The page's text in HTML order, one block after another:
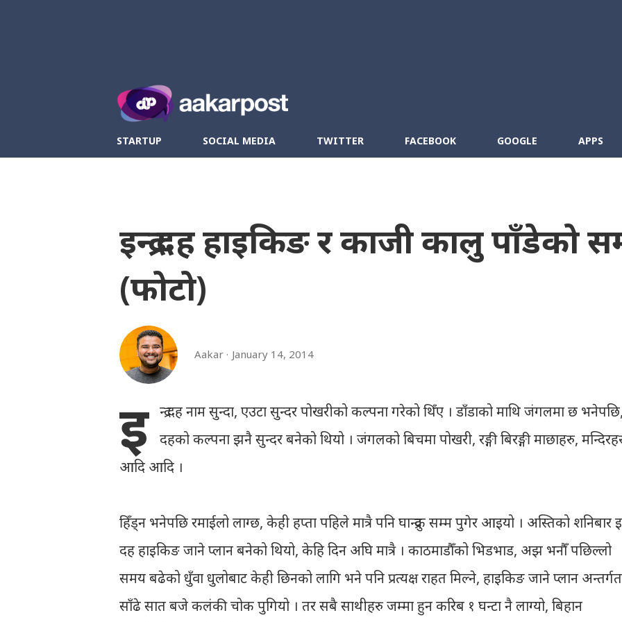
STARTUP SOCIAL MEDIA TWITTER FACEBOOK GOOGLE APPS
इन्द्र दह हाइकिङ र काजी कालु पाँडेको
(फोटो)
Aakar January 14, 2014
इ न्द्र दह नाम सुन्दा, एउटा सुन्दर पोखरीको कल्पना गरेको थिँए । डाँडाको माथि जंगलमा छ भनेपछि,
दहको कल्पना झनै सुन्दर बनेको थियो । जंगलको बिचमा पोखरी, रङ्गी बिरङ्गी माछाहरु,
आदि आदि ।
हिँड्न भनेपछि रमाईलो लाग्छ, केही हप्ता पहिले मात्रै पनि घान्द्रुक सम्म पुगेर आइयो । अस्तिको शनिबार
दह हाइकिङ जाने प्लान बनेको थियो, केहि दिन अघि मात्रै । काठमाडौँको भिडभाड, अझ भनौँ पछिल्लो
समय बढेको धुँवा धुलोबाट केही छिनको लागि भने पनि प्रत्यक्ष राहत मिल्ने, हाइकिङ जाने प्लान अन्तर्गत
साँढे सात बजे कलंकी चोक पुगियो । तर सबै साथीहरु जम्मा हुन करिब १ घन्टा नै लाग्यो, बिहान